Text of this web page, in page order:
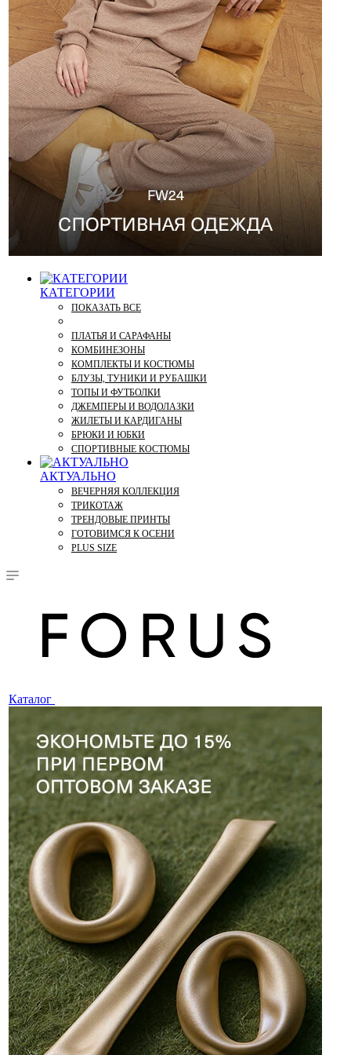
КАТЕГОРИИ
ПОКАЗАТЬ ВСЕ
ПЛАТЬЯ И САРАФАНЫ
КОМБИНЕЗОНЫ
КОМПЛЕКТЫ И КОСТЮМЫ
БЛУЗЫ, ТУНИКИ И РУБАШКИ
ТОПЫ И ФУТБОЛКИ
ДЖЕМПЕРЫ И ВОДОЛАЗКИ
ЖИЛЕТЫ И КАРДИГАНЫ
БРЮКИ И ЮБКИ
СПОРТИВНЫЕ КОСТЮМЫ
АКТУАЛЬНО
ВЕЧЕРНЯЯ КОЛЛЕКЦИЯ
ТРИКОТАЖ
ТРЕНДОВЫЕ ПРИНТЫ
ГОТОВИМСЯ К ОСЕНИ
PLUS SIZE
Каталог